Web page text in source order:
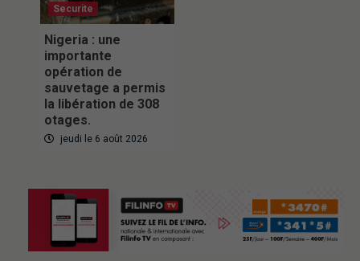
Securite
Nigeria : une
importante
opération de
sauvetage a permis
la libération de 308
otages.
jeudi le 6 août 2026